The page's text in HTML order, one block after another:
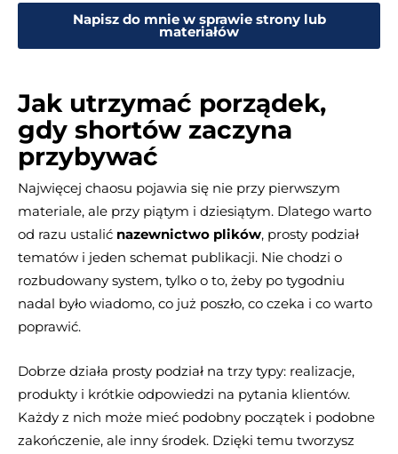
Napisz do mnie w sprawie strony lub
materiałów
Jak utrzymać porządek,
gdy shortów zaczyna
przybywać
Najwięcej chaosu pojawia się nie przy pierwszym
materiale, ale przy piątym i dziesiątym. Dlatego warto
od razu ustalić nazewnictwo plików, prosty podział
tematów i jeden schemat publikacji. Nie chodzi o
rozbudowany system, tylko o to, żeby po tygodniu
nadal było wiadomo, co już poszło, co czeka i co warto
poprawić.
Dobrze działa prosty podział na trzy typy: realizacje,
produkty i krótkie odpowiedzi na pytania klientów.
Każdy z nich może mieć podobny początek i podobne
zakończenie, ale inny środek. Dzięki temu tworzysz